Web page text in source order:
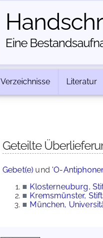
Eine
Verzeichnisse Literatur
Geteilte
Gebet(e) und 'O-
■ Klosterneuburg,
■ Kremsmünster,
■ München,